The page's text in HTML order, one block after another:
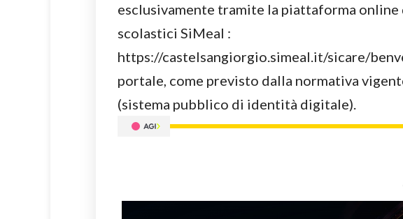
esclusivamente tramite la piattaforma
scolastici SiMeal :
https://castelsangiorgio.simeal.it/sicare/
portale, come previsto dalla normativa
(sistema pubblico di identità digitale).